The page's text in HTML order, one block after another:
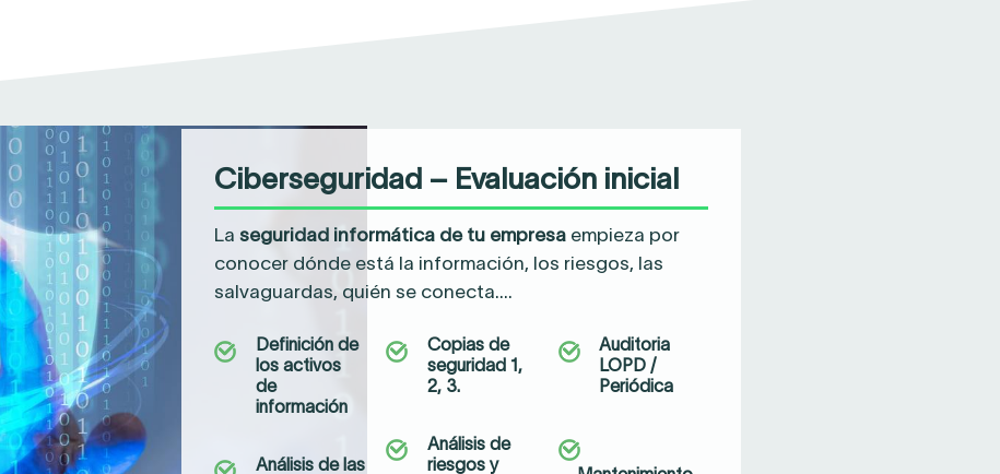
Ciberseguridad – Evaluación inicial
Laseguridad informática de tu empresa empieza por
conocer dónde está la información, los riesgos, las
salvaguardas, quién se conecta….
Definición de
los activos
de
información
Análisis de las
Copias de
seguridad 1,
2, 3.
Análisis de
riesgos y
Auditoria
LOPD /
Periódica